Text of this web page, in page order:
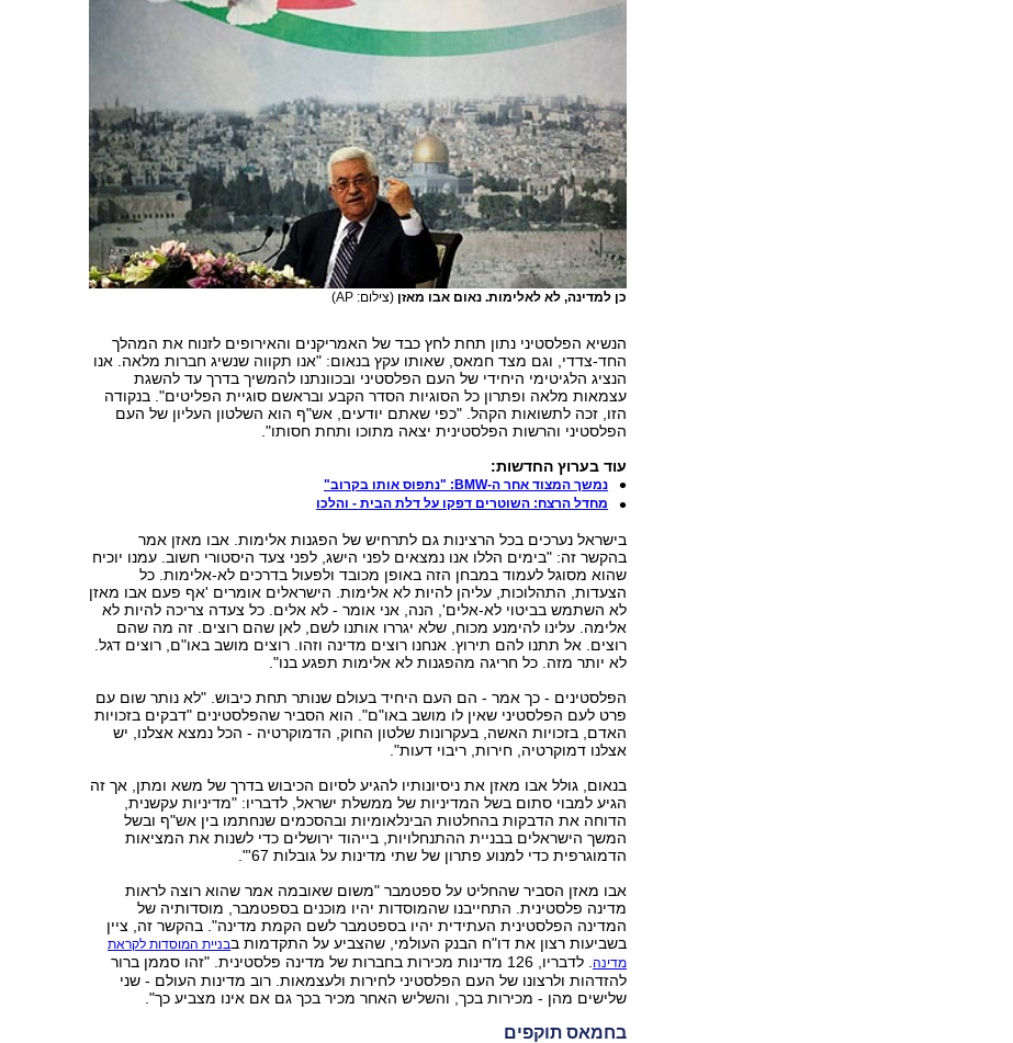
כן למדינה, לא לאלימות. נאום אבו מאזן (צילום: AP)
הנשיא הפלסטיני נתון תחת לחץ כבד של האמריקנים והאירופים לזנוח את המהלך
החד-צדדי, וגם מצד חמאס, שאותו עקץ בנאום: "אנו תקווה שנשיג חברות מלאה. אנו
הנציג הלגיטימי היחידי של העם הפלסטיני ובכוונתנו להמשיך בדרך עד להשגת
עצמאות מלאה ופתרון כל הסוגיות הסדר הקבע ובראשם סוגיית הפליטים". בנקודה
הזו, זכה לתשואות הקהל. "כפי שאתם יודעים, אש"ף הוא השלטון העליון של העם
הפלסטיני והרשות הפלסטינית יצאה מתוכו ותחת חסותו".
עוד בערוץ החדשות:
נמשך המצוד אחר ה-BMW: "נתפוס אותו בקרוב"
מחדל הרצח: השוטרים דפקו על דלת הבית - והלכו
בישראל נערכים בכל הרצינות גם לתרחיש של הפגנות אלימות. אבו מאזן אמר
בהקשר זה: "בימים הללו אנו נמצאים לפני הישג, לפני צעד היסטורי חשוב. עמנו יוכיח
שהוא מסוגל לעמוד במבחן הזה באופן מכובד ולפעול בדרכים לא-אלימות. כל
הצעדות, התהלוכות, עליהן להיות לא אלימות. הישראלים אומרים 'אף פעם אבו מאזן
לא השתמש בביטוי לא-אלים', הנה, אני אומר - לא אלים. כל צעדה צריכה להיות לא
אלימה. עלינו להימנע מכוח, שלא יגררו אותנו לשם, לאן שהם רוצים. זה מה שהם
רוצים. אל תתנו להם תירוץ. אנחנו רוצים מדינה וזהו. רוצים מושב באו"ם, רוצים דגל.
לא יותר מזה. כל חריגה מהפגנות לא אלימות תפגע בנו".
הפלסטינים - כך אמר - הם העם היחיד בעולם שנותר תחת כיבוש. "לא נותר שום עם
פרט לעם הפלסטיני שאין לו מושב באו"ם". הוא הסביר שהפלסטינים "דבקים בזכויות
האדם, בזכויות האשה, בעקרונות שלטון החוק, הדמוקרטיה - הכל נמצא אצלנו, יש
אצלנו דמוקרטיה, חירות, ריבוי דעות".
בנאום, גולל אבו מאזן את ניסיונותיו להגיע לסיום הכיבוש בדרך של משא ומתן, אך זה
הגיע למבוי סתום בשל המדיניות של ממשלת ישראל, לדבריו: "מדיניות עקשנית,
הדוחה את הדבקות בהחלטות הבינלאומיות ובהסכמים שנחתמו בין אש"ף ובשל
המשך הישראלים בבניית ההתנחלויות, בייהוד ירושלים כדי לשנות את המציאות
הדמוגרפית כדי למנוע פתרון של שתי מדינות על גובלות 67'".
אבו מאזן הסביר שהחליט על ספטמבר "משום שאובמה אמר שהוא רוצה לראות
מדינה פלסטינית. התחייבנו שהמוסדות יהיו מוכנים בספטמבר, מוסדותיה של
המדינה הפלסטינית העתידית יהיו בספטמבר לשם הקמת מדינה". בהקשר זה, ציין
בשביעות רצון את דו"ח הבנק העולמי, שהצביע על התקדמות בבניית המוסדות לקראת
מדינה
. לדבריו, 126 מדינות מכירות בחברות של מדינה פלסטינית. "זהו סממן ברור
להזדהות ולרצונו של העם הפלסטיני לחירות ולעצמאות. רוב מדינות העולם - שני
שלישים מהן - מכירות בכך, והשליש האחר מכיר בכך גם אם אינו מצביע כך".
בחמאס תוקפים